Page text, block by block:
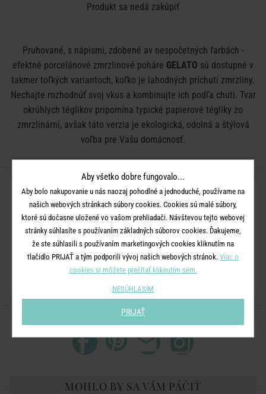
Produkt sa nedá zakúpiť
Pruhované, s nápismi, zdobené av nespočetných farbách -
efektné porcelánové zmrzlinové poháre GELATO sú dostupné v
takmer toľkých variantoch, koľko je lahodných príchutí zmrzliny.
Nechajte rozhodnúť svoj vkus a kombinujte ich podľa chuti. Tvar
okrúhlych téglikov pripomína typické papierové tégliky zo
zmrzlinární, avšak táto verzia je ekologická, odolná a štýlová
voľba pre Vašu domácnosť.
Rozmery:D 8 x Š 8 x V 4,5 cm
Objem: 120 ml
Materiál:porcelán
Ďalšie informácie:Vhodné do umývačky riadu. Nevhodné do
mikrovlnnej rúry.
ZDIEĽAJTE S PRIATEĽMI
MOHLO BY SA VÁM PÁČIŤ
Aby všetko dobre fungovalo...
Aby bolo nakupovanie u nás naozaj pohodlné a jednoduché, používame na
našich webových stránkach súbory cookies. Cookies sú malé súbory,
ktoré sú dočasne uložené vo vašom prehliadači. Návštevou tejto webovej
stránky súhlasíte s používaním základných súborov cookies. Ďakujeme,
že ste súhlasili s používaním marketingových cookies kliknutím na
tlačidlo PRIJAŤ a tým podporili vývoj našich webových stránok. Viac o
cookies si môžete prečítať kliknutím sem.
NESÚHLASÍM
PRIJAŤ